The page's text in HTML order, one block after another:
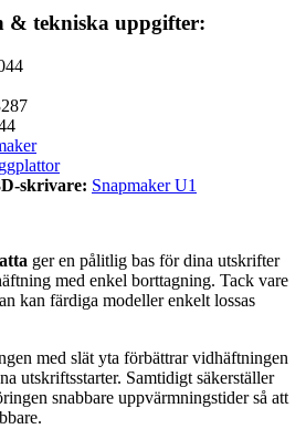
tekniska uppgifter:
skrivare: Snapmaker U1
ger en pålitlig bas för dina utskrifter
med enkel borttagning. Tack vare
kan färdiga modeller enkelt lossas
med slät yta förbättrar vidhäftningen
utskriftsstarter. Samtidigt säkerställer
snabbare uppvärmningstider så att